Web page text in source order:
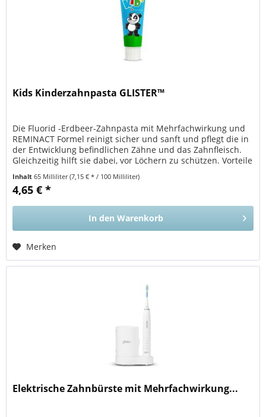
Kids Kinderzahnpasta GLISTER™
Die Fluorid -Erdbeer-Zahnpasta mit Mehrfachwirkung und
REMINACT Formel reinigt sicher und sanft und pflegt die in
der Entwicklung befindlichen Zähne und das Zahnfleisch.
Gleichzeitig hilft sie dabei, vor Löchern zu schützen. Vorteile
Inhalt65 Milliliter(7,15 € * / 100 Milliliter)
4,65 € *
In den Warenkorb
Merken
Elektrische Zahnbürste mit Mehrfachwirkung...